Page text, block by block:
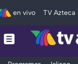
en vivo TV Azteca